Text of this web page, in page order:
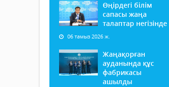
Өңірдегі білім
сапасы жаңа
талаптар негізінде
06 тамыз 2026 ж.
Жаңақорған
ауданында құс
фабрикасы
ашылды